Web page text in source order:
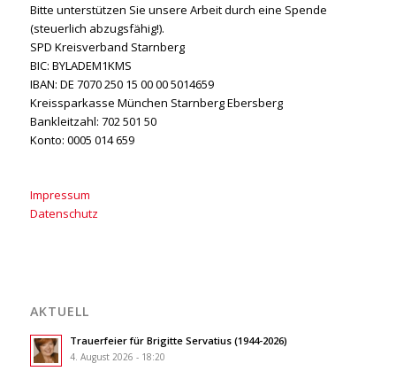
Bitte unterstützen Sie unsere Arbeit durch eine Spende
(steuerlich abzugsfähig!).
SPD Kreisverband Starnberg
BIC: BYLADEM1KMS
IBAN: DE 7070 250 15 00 00 5014659
Kreissparkasse München Starnberg Ebersberg
Bankleitzahl: 702 501 50
Konto: 0005 014 659
Impressum
Datenschutz
AKTUELL
Trauerfeier für Brigitte Servatius (1944-2026)
4. August 2026 - 18:20